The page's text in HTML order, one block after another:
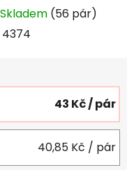
Skladem (56 pár)
4374
43 Kč/ pár
40,85 Kč / pár